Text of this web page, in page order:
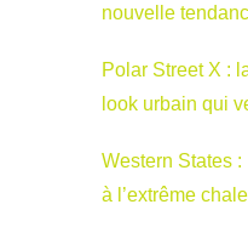
nouvelle
Polar Street X :
look urbain qui
Western States
à l’extrême